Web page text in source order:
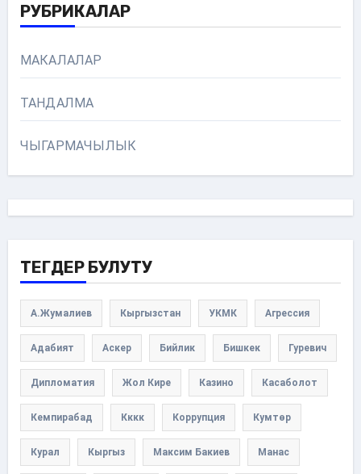
РУБРИКАЛАР
МАКАЛАЛАР
ТАНДАЛМА
ЧЫГАРМАЧЫЛЫК
ТЕГДЕР БУЛУТУ
А.Жумалиев Кыргызстан УКМК Агрессия
Адабият Аскер Бийлик Бишкек Гуревич
Дипломатия Жол Кире Казино Касаболот
Кемпирабад Кккк Коррупция Кумтөр
Курал Кыргыз Максим Бакиев Манас